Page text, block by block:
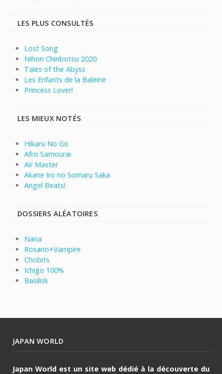
LES PLUS CONSULTÉS
Lost Song
Nihon Chinbotsu 2020
Tales of the Abyss
Les Enfants de la Baleine
Princess Lover!
LES MIEUX NOTÉS
Hikaru No Go
Afro Samourai
Air Master
Akane Iro no Somaru Saka
Angel Beats!
DOSSIERS ALÉATOIRES
Nana
Rosario+Vampire
Chobits
Ichigo 100%
Basilisk
JAPAN WORLD
Japan World est un site web dédié à la découverte du